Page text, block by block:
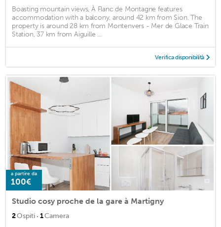
Boasting mountain views, À Flanc de Montagne features
accommodation with a balcony, around 42 km from Sion. The
property is around 28 km from Montenvers - Mer de Glace Train
Station, 37 km from Aiguille ...
Verifica disponibilità
a partire da
100€
Studio cosy proche de la gare à Martigny
2Ospiti · 1Camera